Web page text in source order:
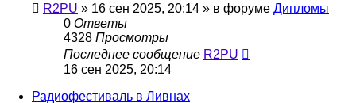
R2PU » 16 сен 2025, 20:14 » в форуме Дипломы
0 Ответы
4328 Просмотры
Последнее сообщение R2PU
16 сен 2025, 20:14
Радиофестиваль в Ливнах